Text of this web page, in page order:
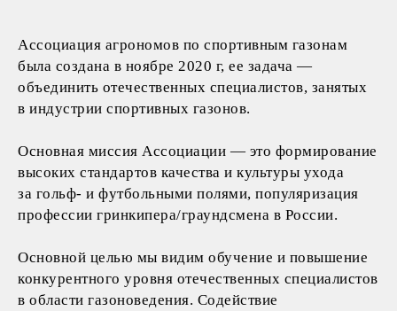
Ассоциация агрономов по спортивным газонам
была создана в ноябре 2020 г, ее задача —
объединить отечественных специалистов, занятых
в индустрии спортивных газонов.
Основная миссия Ассоциации — это формирование
высоких стандартов качества и культуры ухода
за гольф- и футбольными полями, популяризация
профессии гринкипера/граундсмена в России.
Основной целью мы видим обучение и повышение
конкурентного уровня отечественных специалистов
в области газоноведения. Содействие